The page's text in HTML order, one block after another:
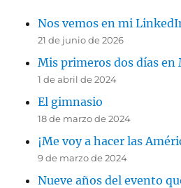
Nos vemos en mi
21 de junio de 2026
Mis primeros dos días en
1 de abril de 2024
El gimnasio
18 de marzo de 2024
¡Me voy a hacer las
9 de marzo de 2024
Nueve años del evento